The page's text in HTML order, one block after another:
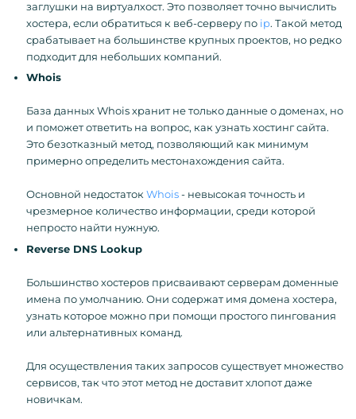
заглушки на виртуалхост. Это позволяет точно вычислить
хостера, если обратиться к веб-серверу по ip. Такой метод
срабатывает на большинстве крупных проектов, но редко
подходит для небольших компаний.
Whois
База данных Whois хранит не только данные о доменах, но
и поможет ответить на вопрос, как узнать хостинг сайта.
Это безотказный метод, позволяющий как минимум
примерно определить местонахождения сайта.
Основной недостатокWhois- невысокая точность и
чрезмерное количество информации, среди которой
непросто найти нужную.
Reverse DNS Lookup
Большинство хостеров присваивают серверам доменные
имена по умолчанию. Они содержат имя домена хостера,
узнать которое можно при помощи простого пингования
или альтернативных команд.
Для осуществления таких запросов существует множество
сервисов, так что этот метод не доставит хлопот даже
новичкам.